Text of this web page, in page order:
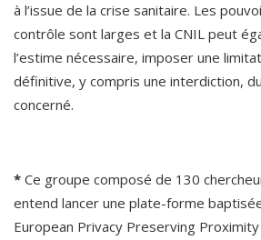
à l’issue de la crise sanitaire. Les
contrôle sont larges et la CNIL peut
l’estime nécessaire, imposer une
définitive, y compris une interdiction,
concerné.
* Ce groupe composé de 130
entend lancer une plate-forme
European Privacy Preserving Proximity